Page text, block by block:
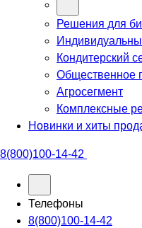
Решения для
Кондитерский
Общественное
Агросегмент
Комплексные
Новинки и хиты
8(800)100-14-42
Телефоны
8(800)100-14-42